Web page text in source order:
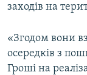
заходів на
«Згодом вони
осередків з
Гроші на